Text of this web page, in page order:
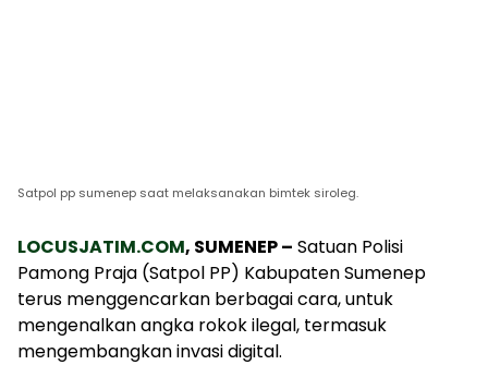
Satpol pp sumenep saat melaksanakan bimtek siroleg.
LOCUSJATIM.COM, SUMENEP – Satuan Polisi
Pamong Praja (Satpol PP) Kabupaten Sumenep
terus menggencarkan berbagai cara, untuk
mengenalkan angka rokok ilegal, termasuk
mengembangkan invasi digital.